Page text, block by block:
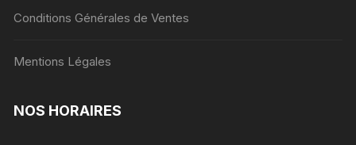
Conditions Générales de Ventes
Mentions Légales
NOS HORAIRES